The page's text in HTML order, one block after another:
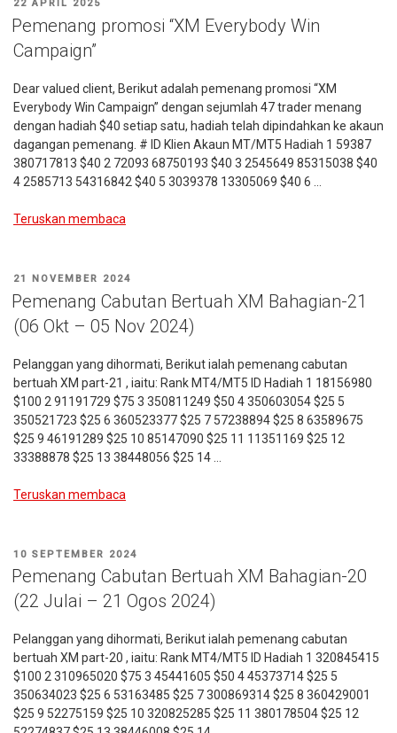
16
16
Julai
2025”
DIKIRIM
PADA
22 APRIL 2025
Pemenang promosi “XM Everybody Win
Campaign”
Dear valued client, Berikut adalah pemenang promosi “XM
Everybody Win Campaign” dengan sejumlah 47 trader menang
dengan hadiah $40 setiap satu, hadiah telah dipindahkan ke akaun
dagangan pemenang. # ID Klien Akaun MT/MT5 Hadiah 1 59387
380717813 $40 2 72093 68750193 $40 3 2545649 85315038 $40
4 2585713 54316842 $40 5 3039378 13305069 $40 6 …
Teruskan membaca
Everybody
Win
Campaign””
DIKIRIM
PADA
21 NOVEMBER 2024
Pemenang Cabutan Bertuah XM Bahagian-21
(06 Okt – 05 Nov 2024)
Pelanggan yang dihormati, Berikut ialah pemenang cabutan
bertuah XM part-21 , iaitu: Rank MT4/MT5 ID Hadiah 1 18156980
$100 2 91191729 $75 3 350811249 $50 4 350603054 $25 5
350521723 $25 6 360523377 $25 7 57238894 $25 8 63589675
$25 9 46191289 $25 10 85147090 $25 11 11351169 $25 12
33388878 $25 13 38448056 $25 14 …
Teruskan membaca
XM
Bahagian-
21
(06
–
05
Nov
2024)”
DIKIRIM
PADA
10 SEPTEMBER 2024
Pemenang Cabutan Bertuah XM Bahagian-20
(22 Julai – 21 Ogos 2024)
Pelanggan yang dihormati, Berikut ialah pemenang cabutan
bertuah XM part-20 , iaitu: Rank MT4/MT5 ID Hadiah 1 320845415
$100 2 310965020 $75 3 45441605 $50 4 45373714 $25 5
350634023 $25 6 53163485 $25 7 300869314 $25 8 360429001
$25 9 52275159 $25 10 320825285 $25 11 380178504 $25 12